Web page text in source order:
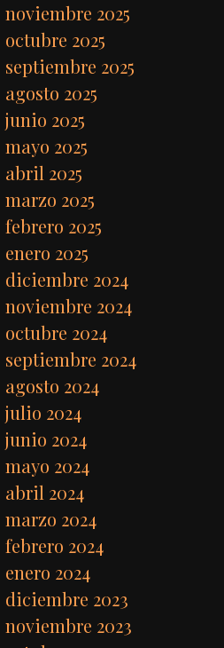
noviembre 2025
octubre 2025
septiembre 2025
agosto 2025
junio 2025
mayo 2025
abril 2025
marzo 2025
febrero 2025
enero 2025
diciembre 2024
noviembre 2024
octubre 2024
septiembre 2024
agosto 2024
julio 2024
junio 2024
mayo 2024
abril 2024
marzo 2024
febrero 2024
enero 2024
diciembre 2023
noviembre 2023